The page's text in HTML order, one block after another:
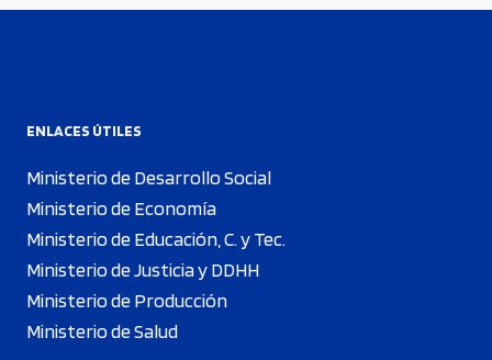
ENLACES ÚTILES
Ministerio de Desarrollo Social
Ministerio de Economía
Ministerio de Educación, C. y Tec.
Ministerio de Justicia y DDHH
Ministerio de Producción
Ministerio de Salud